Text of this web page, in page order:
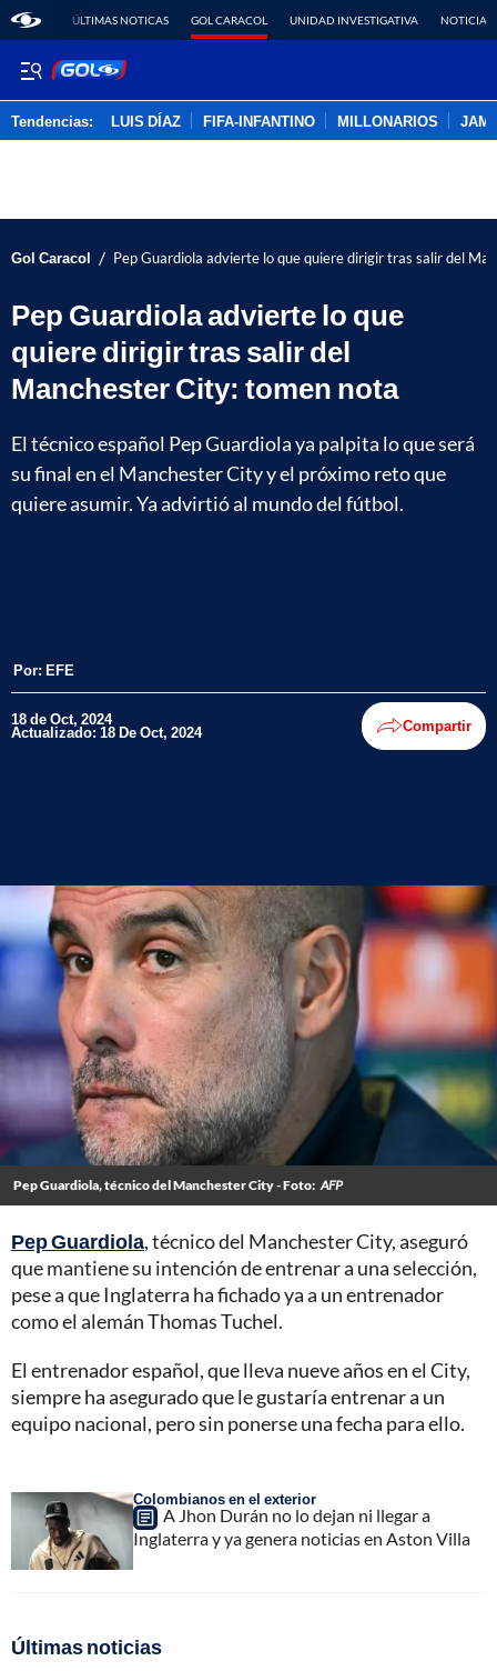
ÚLTIMAS NOTICAS GOL CARACOL UNIDAD INVESTIGATIVA NOTICIAS
Tendencias: LUIS DÍAZ FIFA-INFANTINO MILLONARIOS
Gol Caracol / Pep Guardiola advierte lo que quiere dirigir tras salir del
Pep Guardiola advierte lo que
quiere dirigir tras salir del
Manchester City: tomen nota
El técnico español Pep Guardiola ya palpita lo que será
su final en el Manchester City y el próximo reto que
quiere asumir. Ya advirtió al mundo del fútbol.
Por: EFE
18 de Oct, 2024
Actualizado: 18 De Oct, 2024 Compartir
Pep Guardiola, técnico del Manchester City - Foto: AFP
Pep Guardiola, técnico del Manchester City, aseguró
que mantiene su intención de entrenar a una selección,
pese a que Inglaterra ha fichado ya a un entrenador
como el alemán Thomas Tuchel.
El entrenador español, que lleva nueve años en el City,
siempre ha asegurado que le gustaría entrenar a un
equipo nacional, pero sin ponerse una fecha para ello.
Colombianos en el exterior
A Jhon Durán no lo dejan ni llegar a
Inglaterra y ya genera noticias en Aston Villa
Últimas noticias